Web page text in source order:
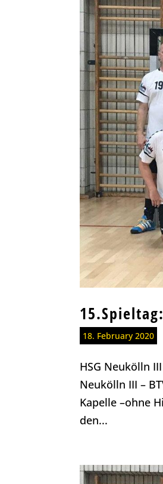
18. February 2020
HSG Neukölln
Neukölln III –
Kapelle –ohne
den...